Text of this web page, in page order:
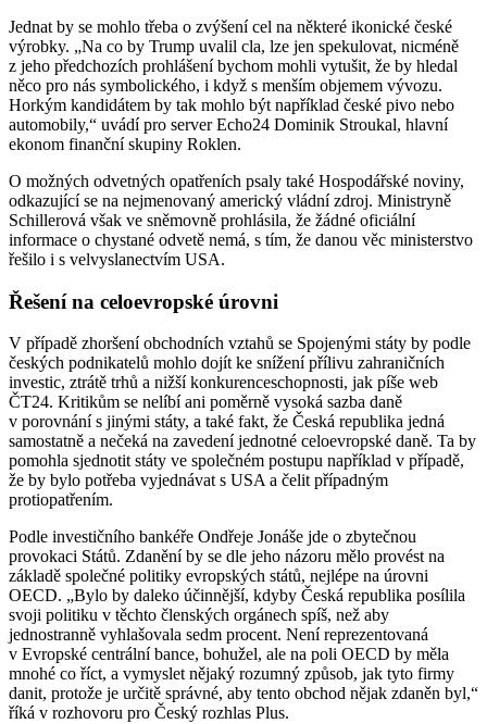
Jednat by se mohlo třeba o zvýšení cel na některé ikonické české
výrobky. „Na co by Trump uvalil cla, lze jen spekulovat, nicméně
z jeho předchozích prohlášení bychom mohli vytušit, že by hledal
něco pro nás symbolického, i když s menším objemem vývozu.
Horkým kandidátem by tak mohlo být například české pivo nebo
automobily,“ uvádí pro server Echo24 Dominik Stroukal, hlavní
ekonom finanční skupiny Roklen.
O možných odvetných opatřeních psaly také Hospodářské noviny,
odkazující se na nejmenovaný americký vládní zdroj. Ministryně
Schillerová však ve sněmovně prohlásila, že žádné oficiální
informace o chystané odvetě nemá, s tím, že danou věc ministerstvo
řešilo i s velvyslanectvím USA.
Řešení na celoevropské úrovni
V případě zhoršení obchodních vztahů se Spojenými státy by podle
českých podnikatelů mohlo dojít ke snížení přílivu zahraničních
investic, ztrátě trhů a nižší konkurenceschopnosti, jak píše web
ČT24. Kritikům se nelíbí ani poměrně vysoká sazba daně
v porovnání s jinými státy, a také fakt, že Česká republika jedná
samostatně a nečeká na zavedení jednotné celoevropské daně. Ta by
pomohla sjednotit státy ve společném postupu například v případě,
že by bylo potřeba vyjednávat s USA a čelit případným
protiopatřením.
Podle investičního bankéře Ondřeje Jonáše jde o zbytečnou
provokaci Států. Zdanění by se dle jeho názoru mělo provést na
základě společné politiky evropských států, nejlépe na úrovni
OECD. „Bylo by daleko účinnější, kdyby Česká republika posílila
svoji politiku v těchto členských orgánech spíš, než aby
jednostranně vyhlašovala sedm procent. Není reprezentovaná
v Evropské centrální bance, bohužel, ale na poli OECD by měla
mnohé co říct, a vymyslet nějaký rozumný způsob, jak tyto firmy
danit, protože je určitě správné, aby tento obchod nějak zdaněn byl,“
říká v rozhovoru pro Český rozhlas Plus.